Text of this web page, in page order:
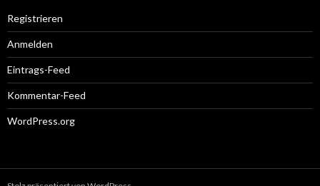
Registrieren
Anmelden
Eintrags-Feed
Kommentar-Feed
WordPress.org